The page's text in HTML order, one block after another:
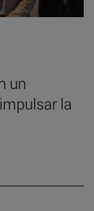
un
la